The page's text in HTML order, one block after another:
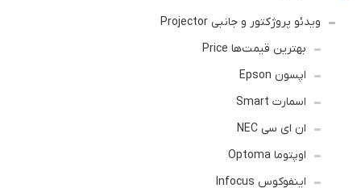
ویدئو پروژکتور و جانبی Projector
بهترین قیمت‌ها Price
اپسون Epson
اسمارت Smart
ان ای سی NEC
اوپتوما Optoma
اینفوکوس Infocus